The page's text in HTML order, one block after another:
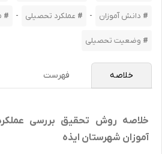
دانش آموزان - عملکرد تحصیلی -
وضعیت تحصیلی
خلاصه فهرست
خلاصه روش تحقیق بررسی
آموزان شهرستان ایذه